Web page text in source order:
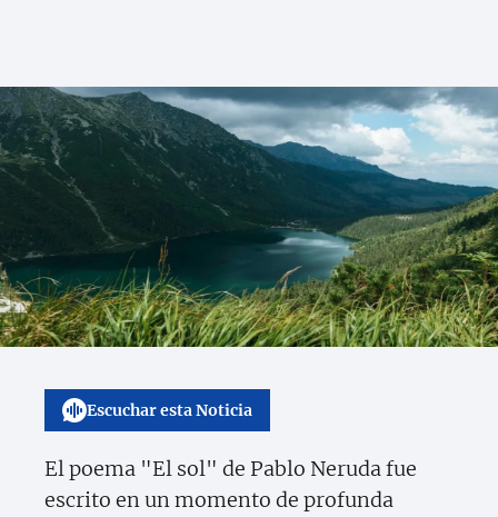
Escuchar esta Noticia
El poema "El sol" de Pablo Neruda fue
escrito en un momento de profunda